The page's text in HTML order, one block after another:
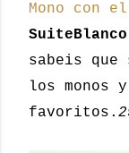
Mono con
SuiteBlanco
sabeis que
los monos
favoritos.